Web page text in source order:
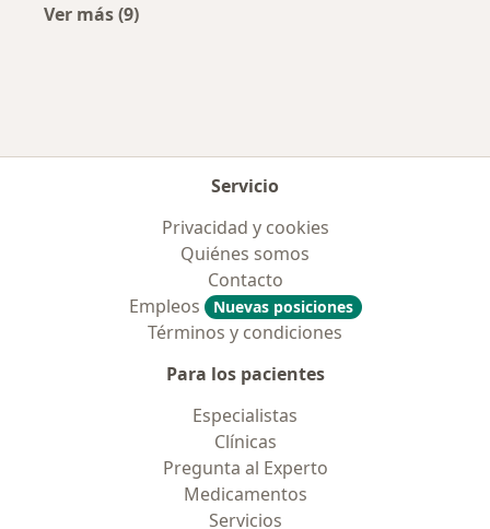
Ver más (9)
Servicio
Privacidad y cookies
Quiénes somos
Contacto
Empleos
Nuevas posiciones
Términos y condiciones
Para los pacientes
Especialistas
Clínicas
Pregunta al Experto
Medicamentos
Servicios